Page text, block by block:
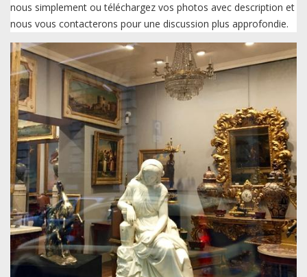
nous simplement ou téléchargez vos photos avec description et
nous vous contacterons pour une discussion plus approfondie.